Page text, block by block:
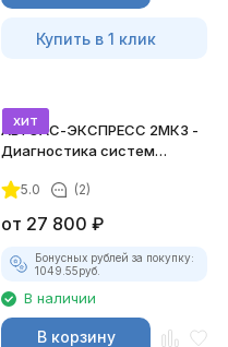
Купить в 1 клик
хит
АВТОАС-ЭКСПРЕСС 2МК3 -
Диагностика систем
5.0 (2)
от 27 800 ₽
Бонусных рублей за покупку:
1049.55руб.
В наличии
В корзину